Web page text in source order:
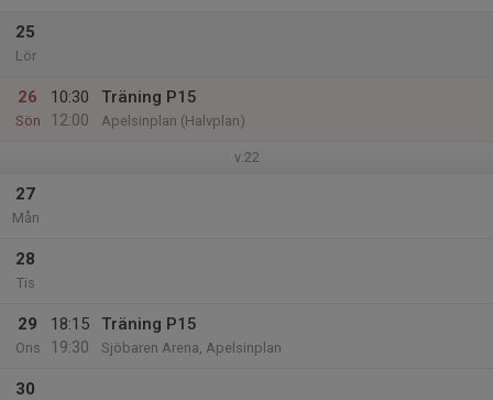
25
Lör
26
Sön
10:30
12:00
Träning P15
Apelsinplan (Halvplan)
v.22
27
Mån
28
Tis
29
Ons
18:15
19:30
Träning P15
Sjöbaren Arena, Apelsinplan
30